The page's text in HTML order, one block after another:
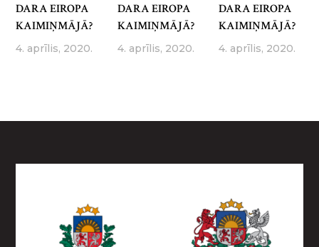
DARA EIROPA
KAIMIŅMĀJĀ?
4. aprīlis, 2020.
DARA EIROPA
KAIMIŅMĀJĀ?
4. aprīlis, 2020.
DARA EIROPA
KAIMIŅMĀJĀ?
4. aprīlis, 2020.